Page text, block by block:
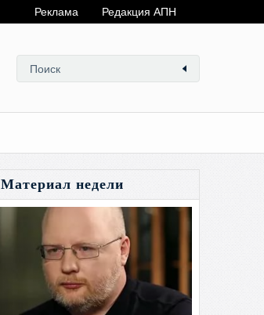
Реклама Редакция АПН
Материал недели